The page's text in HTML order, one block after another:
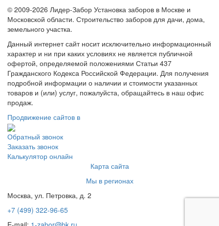
© 2009-2026 Лидер-Забор Установка заборов в Москве и
Московской области. Строительство заборов для дачи, дома,
земельного участка.
Данный интернет сайт носит исключительно информационный
характер и ни при каких условиях не является публичной
офертой, определяемой положениями Статьи 437
Гражданского Кодекса Российской Федерации. Для получения
подробной информации о наличии и стоимости указанных
товаров и (или) услуг, пожалуйста, обращайтесь в наш офис
продаж.
Продвижение сайтов в
Обратный звонок
Заказать звонок
Калькулятор онлайн
Карта сайта
Мы в регионах
Москва, ул. Петровка, д. 2
+7 (499) 322-96-65